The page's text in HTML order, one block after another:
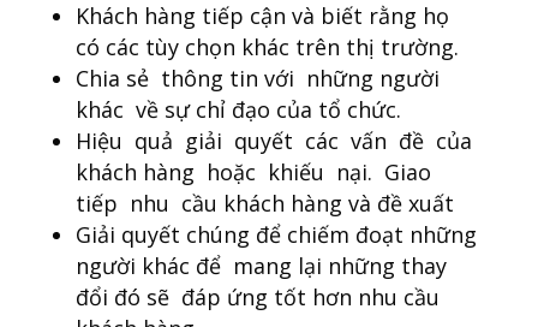
Khách hàng tiếp cận và biết rằng họ
có các tùy chọn khác trên thị trường.
Chia sẻ thông tin với những người
khác về sự chỉ đạo của tổ chức.
Hiệu quả giải quyết các vấn đề của
khách hàng hoặc khiếu nại. Giao
tiếp nhu cầu khách hàng và đề xuất
Giải quyết chúng để chiếm đoạt những
người khác để mang lại những thay
đổi đó sẽ đáp ứng tốt hơn nhu cầu